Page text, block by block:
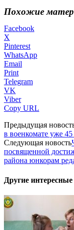
Похожие
Facebook
X
Pinterest
WhatsApp
Email
Print
Telegram
VK
Viber
Copy URL
Предыдущая
в военкомате уже 45
Следующая новость
посвященной
района юнкорам
Другие